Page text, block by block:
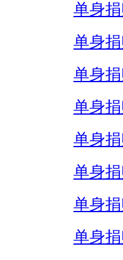
单身
单身
单身
单身
单身
单身
单身
单身